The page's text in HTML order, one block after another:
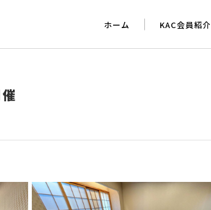
ホーム KAC会員紹介